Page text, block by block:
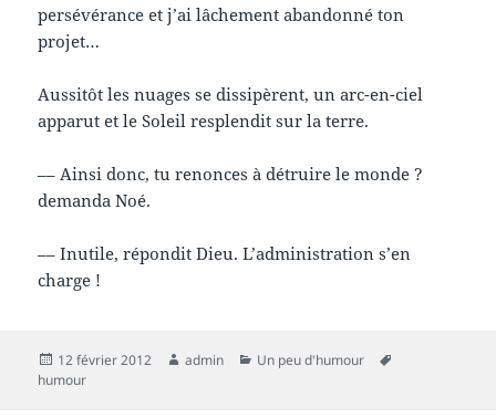
persévérance et j’ai lâchement abandonné ton
projet…
Aussitôt les nuages se dissipèrent, un arc-en-ciel
apparut et le Soleil resplendit sur la terre.
–– Ainsi donc, tu renonces à détruire le monde ?
demanda Noé.
–– Inutile, répondit Dieu. L’administration s’en
charge !
Publié
le
12 février 2012 Auteur
admin Catégories
Un peu d'humour
humour